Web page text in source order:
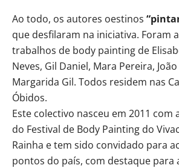
Ao todo, os autores oestinos
que desfilaram na iniciativa. Foram
trabalhos de body painting de
Neves, Gil Daniel, Mara Pereira, João
Margarida Gil. Todos residem nas
Óbidos.
Este colectivo nasceu em 2011 com
do Festival de Body Painting do
Rainha e tem sido convidado para
pontos do país, com destaque para